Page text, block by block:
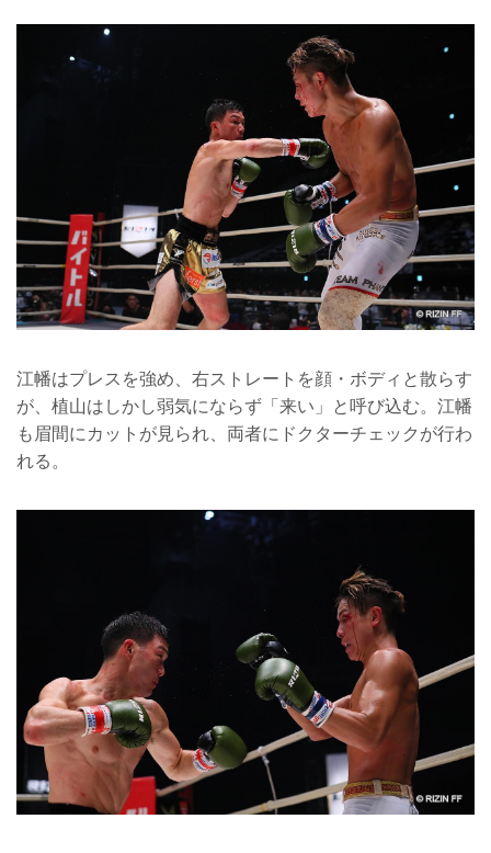
江幡はプレスを強め、右ストレートを顔・ボディと散らす
が、植山はしかし弱気にならず「来い」と呼び込む。江幡
も眉間にカットが見られ、両者にドクターチェックが行わ
れる。